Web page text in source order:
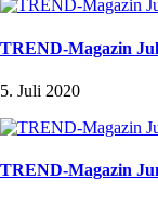
TREND-Magazin
5. Juli 2020
TREND-Magazin